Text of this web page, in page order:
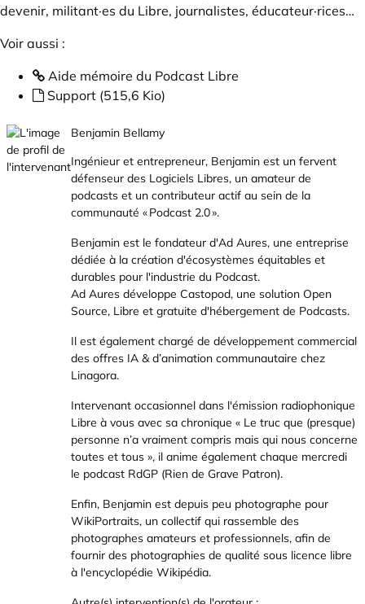
devenir, militant·es du Libre, journalistes, éducateur·rices…
Voir aussi :
Aide mémoire du Podcast Libre
Support (515,6 Kio)
Benjamin Bellamy
Ingénieur et entrepreneur, Benjamin est un fervent
défenseur des Logiciels Libres, un amateur de
podcasts et un contributeur actif au sein de la
communauté «Podcast 2.0».
Benjamin est le fondateur d'Ad Aures, une entreprise
dédiée à la création d'écosystèmes équitables et
durables pour l'industrie du Podcast.
Ad Aures développe Castopod, une solution Open
Source, Libre et gratuite d'hébergement de Podcasts.
Il est également chargé de développement commercial
des offres IA & d’animation communautaire chez
Linagora.
Intervenant occasionnel dans l'émission radiophonique
Libre à vous avec sa chronique « Le truc que (presque)
personne n’a vraiment compris mais qui nous concerne
toutes et tous », il anime également chaque mercredi
le podcast RdGP (Rien de Grave Patron).
Enfin, Benjamin est depuis peu photographe pour
WikiPortraits, un collectif qui rassemble des
photographes amateurs et professionnels, afin de
fournir des photographies de qualité sous licence libre
à l'encyclopédie Wikipédia.